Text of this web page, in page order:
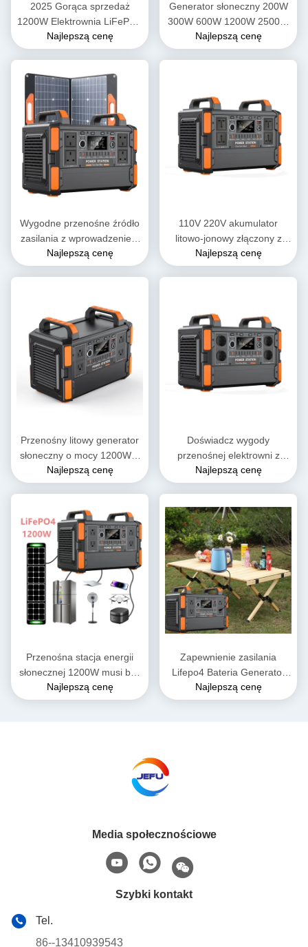
2025 Gorąca sprzedaż
1200W Elektrownia LiFePO4
Battery Bank Mobilna
Przenośna Elektrownia
do zasilania domu
Najlepszą cenę
Generator słoneczny 200W
300W 600W 1200W 2500W
Outdoor Bank Przenośna
elektrownia słoneczna
Najlepszą cenę
Wygodne przenośne źródło
zasilania z wprowadzeniem
DC 1200W do ładowania i
wyświetlaczem ciekłych
Najlepszą cenę
110V 220V akumulator
litowo-jonowy złączony z
sieci przenośny generator
słoneczny 1000W 1500W
Najlepszą cenę
Przenośny litowy generator
słoneczny o mocy 1200Wh,
zamówiona elektrownia AC
110V/230V z sterownikiem
zewnątrz
Najlepszą cenę
Doświadcz wygody
przenośnej elektrowni z
wyjściem czystej fali sinus 4
X AC i wejściem DC 38V 6A
Najlepszą cenę
Przenośna stacja energii
słonecznej 1200W musi być
podstawowy zewnętrzny
generator energii z
Najlepszą cenę
Zapewnienie zasilania
Lifepo4 Bateria Generator
słoneczny 1200w Przenośna
elektrownia 600wh Bank
Najlepszą cenę
Media społecznościowe
Szybki kontakt
Tel.
86--13410939543